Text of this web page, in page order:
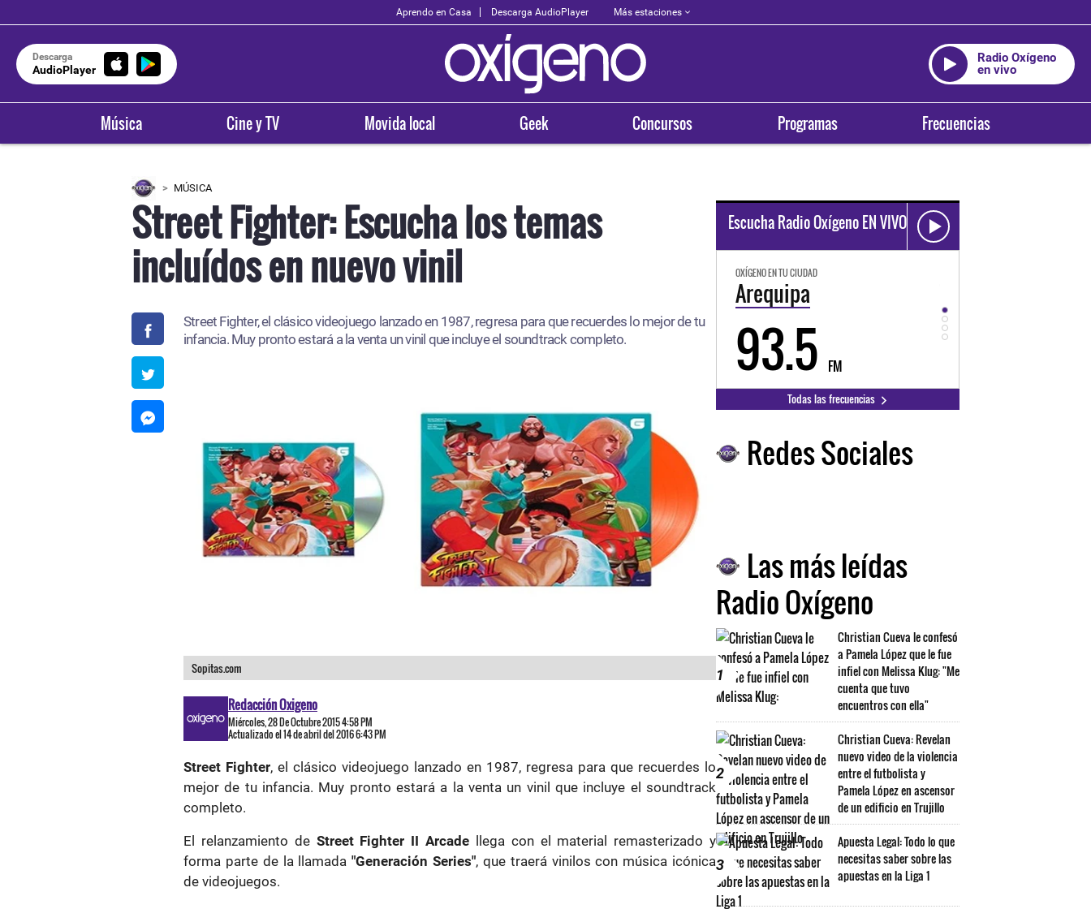
Aprendo en Casa Descarga AudioPlayer Más estaciones
Descarga
AudioPlayer
Radio Oxígeno
en vivo
Música Cine y TV Movida local Geek Concursos Programas Frecuencias
MÚSICA
Street Fighter: Escucha los temas
incluídos en nuevo vinil
Street Fighter, el clásico videojuego lanzado en 1987, regresa para que recuerdes lo mejor de tu
infancia. Muy pronto estará a la venta un vinil que incluye el soundtrack completo.
Sopitas.com
Redacción Oxigeno
Miércoles, 28 De Octubre 2015 4:58 PM
Actualizado el 14 de abril del 2016 6:43 PM
Street Fighter, el clásico videojuego lanzado en 1987, regresa para que recuerdes lo
mejor de tu infancia. Muy pronto estará a la venta un vinil que incluye el soundtrack
completo.
El relanzamiento de Street Fighter II Arcade llega con el material remasterizado y
forma parte de la llamada"Generación Series", que traerá vinilos con música icónica
de videojuegos.
Escucha Radio Oxígeno EN VIVO
93.5
OXÍGENO EN TU CIUDAD
Trujillo
98.3 FM 94.3
Todas las frecuencias
Redes Sociales
Las más leídas
Radio Oxígeno
1
Christian Cueva le confesó
a Pamela López que le fue
infiel con Melissa Klug: "Me
cuenta que tuvo
encuentros con ella"
2
Christian Cueva: Revelan
nuevo video de la violencia
entre el futbolista y
Pamela López en ascensor
de un edificio en Trujillo
3
Apuesta Legal: Todo lo que
necesitas saber sobre las
apuestas en la Liga 1